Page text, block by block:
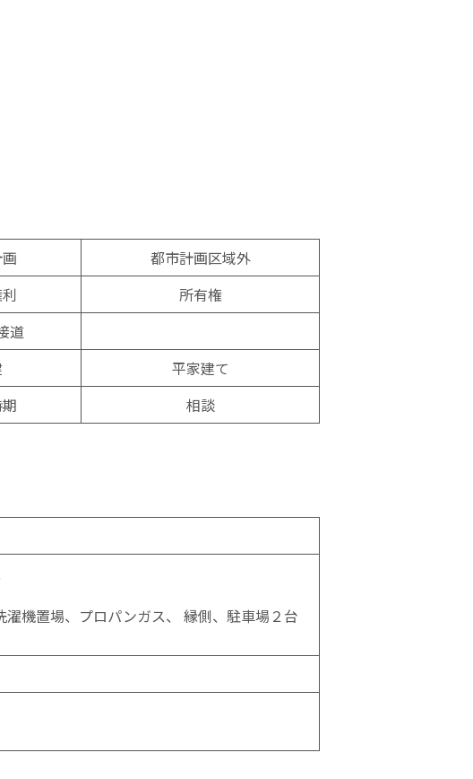
都市計画区域外
所有権
道
平家建て
相談
機置場、プロパンガス、 縁側、駐⾞場２台